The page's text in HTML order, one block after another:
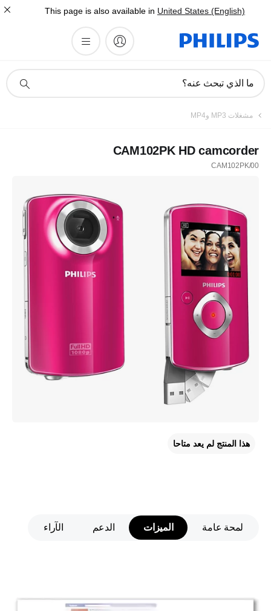
This page is also available in United States (English)
دعم
ما الذي تبحث عنه؟
مشغلات MP3 وMP4
CAM102PK HD camcorder
CAM102PK/00
هذا المنتج لم يعد متاحا
لمحة عامة الميزات الدعم الآراء